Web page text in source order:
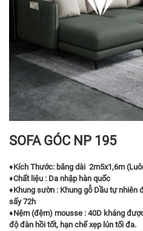
SOFA GÓC NP 195
♦️Kích Thước: băng dài 2m5x1,6m
♦️Chất liệu : Da nhập hàn quốc
♦️Khung sườn : Khung gỗ Dầu tự nhiên
sấy 72h
♦️Nệm (đệm) mousse : 40D kháng
độ đàn hồi tốt, hạn chế xẹp lún tối đa.